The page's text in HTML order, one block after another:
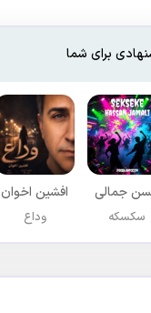
برای شما
جمالی
سکسکه
افشين اخوان
وداع